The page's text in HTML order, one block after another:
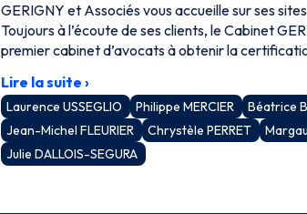
GERIGNY et Associés vous accueille sur ses
Toujours à l’écoute de ses clients, le Cabinet
premier cabinet d’avocats à obtenir la
Lire la suite ›
Laurence USSEGLIO Philippe MERCIER Béatrice
Jean-Michel FLEURIER
Chrystèle PERRET
Julie DALLOIS-SEGURA